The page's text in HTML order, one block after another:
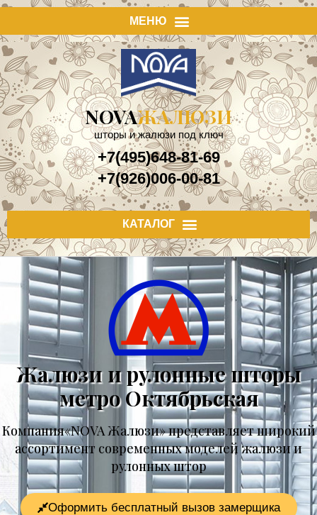
NOVAЖАЛЮЗИ
шторы и жалюзи под ключ
+7(495)648-81-69
+7(926)006-00-81
Жалюзи и рулонные шторы
метро Октябрьская
Компания«NOVA Жалюзи» представляет широкий
ассортимент современных моделей жалюзи и
рулонных штор
Оформить бесплатный вызов замерщика